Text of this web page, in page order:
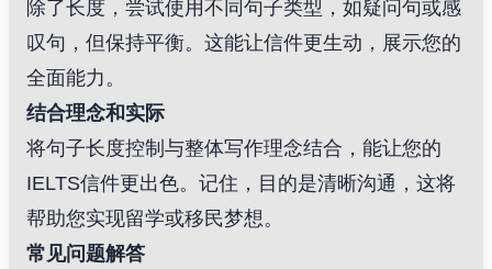
除了长度，尝试使用不同句子类型，如疑问句或感
叹句，但保持平衡。这能让信件更生动，展示您的
全面能力。
结合理念和实际
将句子长度控制与整体写作理念结合，能让您的
IELTS信件更出色。记住，目的是清晰沟通，这将
帮助您实现留学或移民梦想。
常见问题解答